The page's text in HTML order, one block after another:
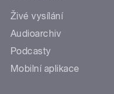
Živé vysílání
Audioarchiv
Podcasty
Mobilní aplikace